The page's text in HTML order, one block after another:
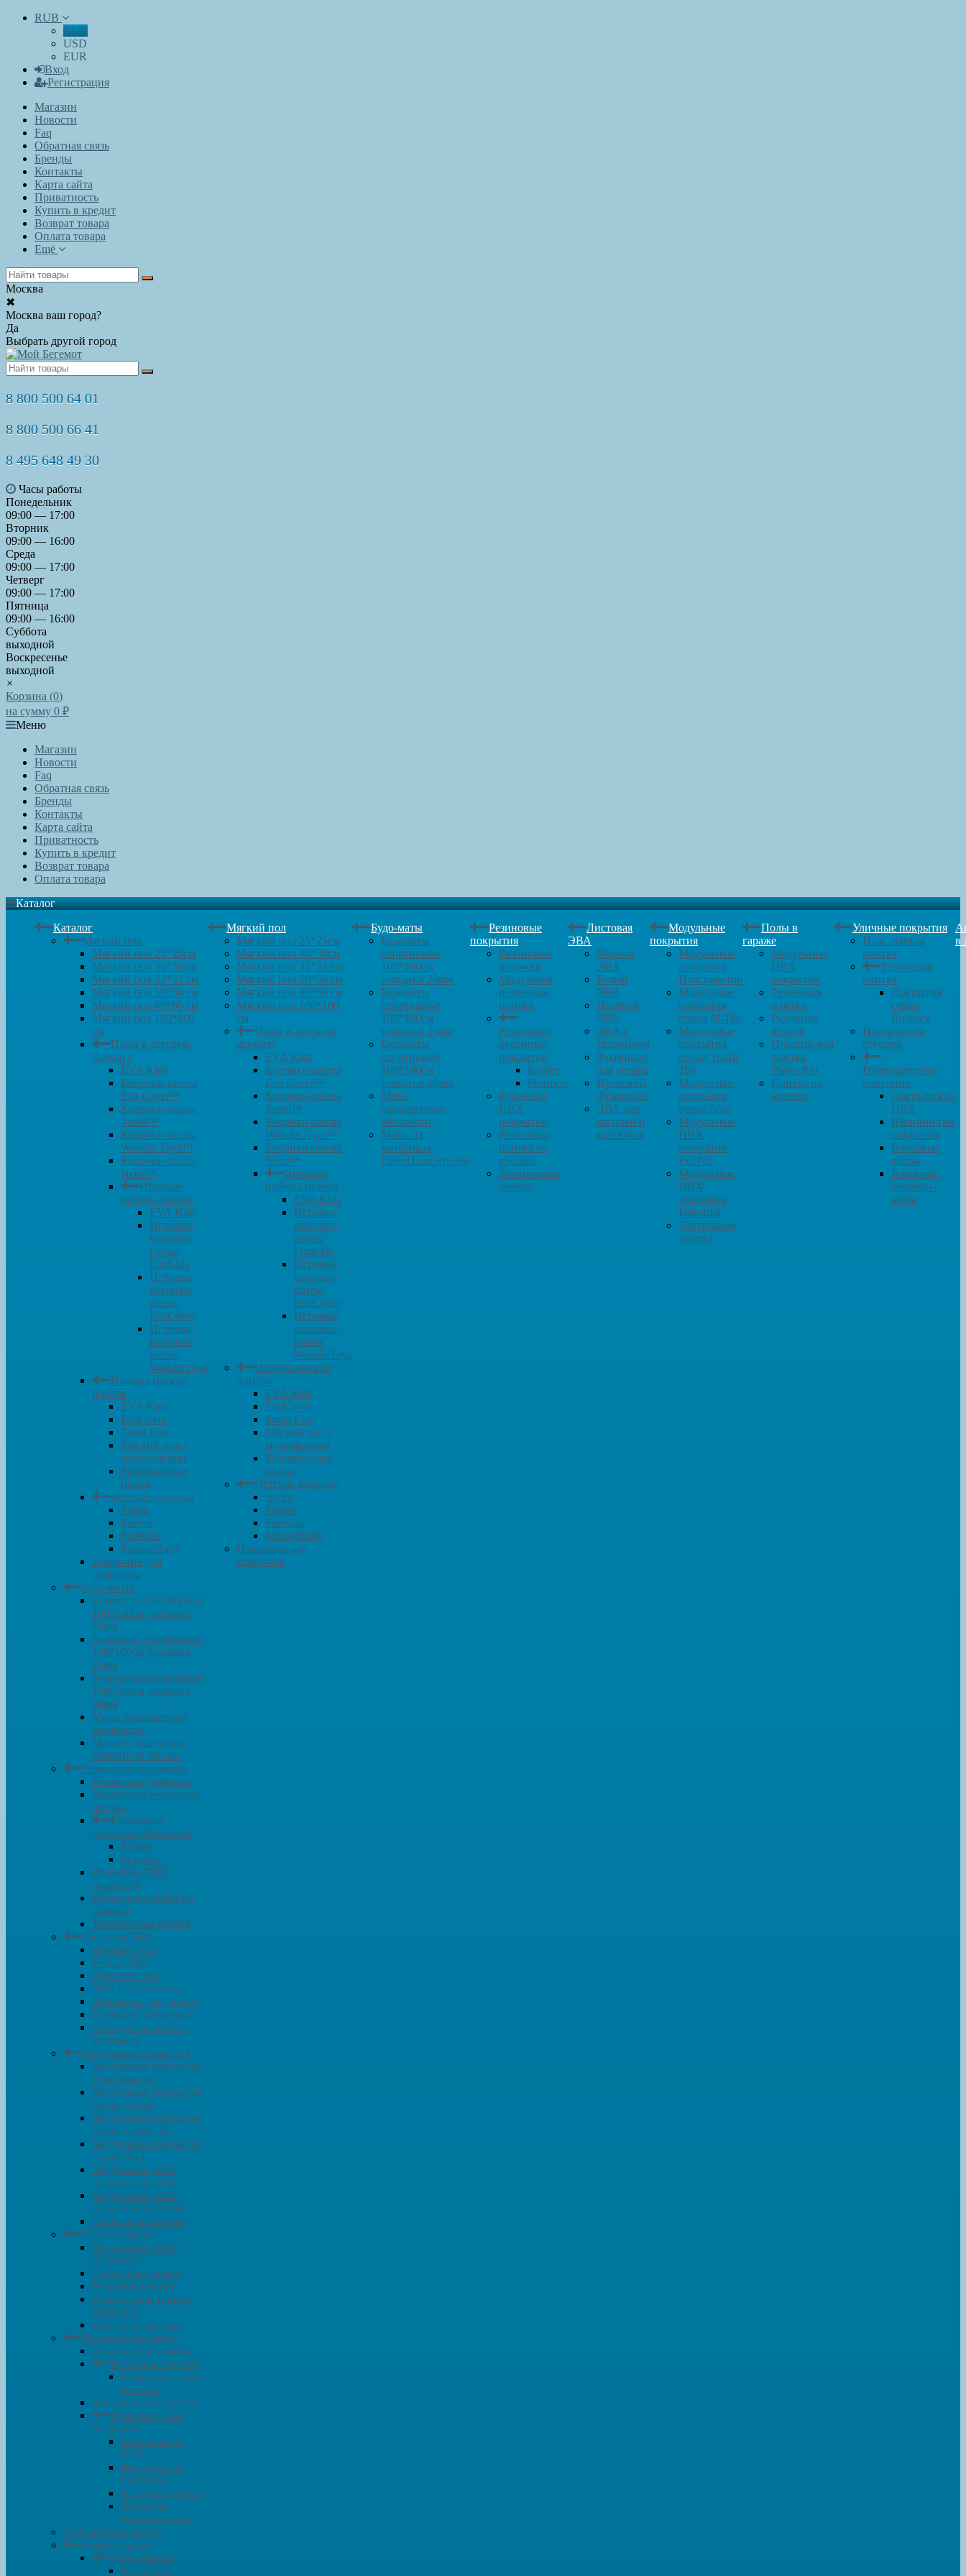
RUB
RUB
USD
EUR
Вход
Регистрация
Магазин
Новости
Faq
Обратная связь
Бренды
Контакты
Карта сайта
Приватность
Купить в кредит
Возврат товара
Оплата товара
Ещё
Москва
✖
Москва ваш город?
Да
Выбрать другой город
8 800 500 64 01
8 800 500 66 41
8 495 648 49 30
Часы работы
Понедельник
09:00 — 17:00
Вторник
09:00 — 16:00
Среда
09:00 — 17:00
Четверг
09:00 — 17:00
Пятница
09:00 — 16:00
Суббота
выходной
Воскресенье
выходной
×
Корзина (0)
на сумму 0 ₽
Меню
Магазин
Новости
Faq
Обратная связь
Бренды
Контакты
Карта сайта
Приватность
Купить в кредит
Возврат товара
Оплата товара
Каталог
Каталог
Мягкий пол
Мягкий пол 25*25см
Мягкий пол 30*30см
Мягкий пол 33*33 см
Мягкий пол 50*50 см
Мягкий пол 60*60 см
Мягкий пол 100*100
см
Полы в детскую
комнату
EVA Kids
Коврики-пазлы
Eco Cover™
Коврики-пазлы
Janett™
Коврики-пазлы
Wonder Toys™
Коврики-пазлы
Neeu™
Игровые
наборы пазлов
EVA Kids
Игровые
коврики-
пазлы
FunKids
Игровые
коврики-
пазлы
EcoCover
Игровые
коврики-
пазлы
WonderToys
Наборы мягких
плиток
EVA Kids
EcoCover
Janett Eva
Мягкий пол с
мультяшками
Развивающие
пазлы
Детские коврики
Yurim
Imiwei
FunKids
MamboBaby
Покрытие для
спортзала
Будо-маты
Будоматы спортивные
100*100см толщина
20мм
Будоматы спортивные
100*100см толщина
25мм
Будоматы спортивные
100*100см толщина
40мм
Маты повышенной
жёсткости.
Маты из материала
ПеноПолиЭтилен
Резиновые покрытия
Резиновые дорожки
Модульная резиновая
плитка
Резиновые
рулонные покрытия
Kraitec
Резипол
Рулонные ПВХ
покрытия
Резиновая плитка из
крошки
Техническая резина
Листовая ЭВА
Чёрный ЭВА
Белый ЭВА
Цветной ЭВА
ЭВА с тиснением
Фоамиран для декора
Иранский Фоамиран
ЭВА для косплей и
костюмов
Модульные покрытия
Модульные покрытия
Пластфактор
Модульные покрытия
серии M-Tile
Модульные покрытия
серии Traffic Tile
Модульные покрытия
серии Sold
Модульные ПВХ
покрытия EcoPol
Модульные ПВХ
покрытия Industrial
Тактильная плитка
Полы в гараже
Модульные ПВХ
покрытия
Резиновая плитка
Рулонная резина
Пластиковая плитка
Plasto Rip
Плитка из крошки
Уличные покрытия
Пластиковая плитка
Резиновая плитка
Покрытия серии
Rubblex
Накладки на ступени
Грязезащитные
покрытия
Покрытия из
ПВХ
Щетинистые
покрытия
Ворсовые ковры
Ячеистые
коврики-маты
Автоковры в листах
Хобби/туризм
Для рыбалки
Набор для
Мягкий пол
Мягкий пол 25*25см
Мягкий пол 30*30см
Мягкий пол 33*33 см
Мягкий пол 50*50 см
Мягкий пол 60*60 см
Мягкий пол 100*100
см
Полы в детскую
комнату
EVA Kids
Коврики-пазлы
Eco Cover™
Коврики-пазлы
Janett™
Коврики-пазлы
Wonder Toys™
Коврики-пазлы
Neeu™
Игровые
наборы пазлов
EVA Kids
Игровые
коврики-
пазлы
FunKids
Игровые
коврики-
пазлы
EcoCover
Игровые
коврики-
пазлы
WonderToys
Наборы мягких
плиток
EVA Kids
EcoCover
Janett Eva
Мягкий пол с
мультяшками
Развивающие
пазлы
Детские коврики
Yurim
Imiwei
FunKids
MamboBaby
Покрытие для
спортзала
Будо-маты
Будоматы
спортивные
100*100см
толщина 20мм
Будоматы
спортивные
100*100см
толщина 25мм
Будоматы
спортивные
100*100см
толщина 40мм
Маты
повышенной
жёсткости.
Маты из
материала
ПеноПолиЭтилен
Резиновые
покрытия
Резиновые
дорожки
Модульная
резиновая
плитка
Резиновые
рулонные
покрытия
Kraitec
Резипол
Рулонные
ПВХ
покрытия
Резиновая
плитка из
крошки
Техническая
резина
Листовая
ЭВА
Чёрный
ЭВА
Белый
ЭВА
Цветной
ЭВА
ЭВА с
тиснением
Фоамиран
для декора
Иранский
Фоамиран
ЭВА для
косплей и
костюмов
Модульные
покрытия
Модульные
покрытия
Пластфактор
Модульные
покрытия
серии M-Tile
Модульные
покрытия
серии Traffic
Tile
Модульные
покрытия
серии Sold
Модульные
ПВХ
покрытия
EcoPol
Модульные
ПВХ
покрытия
Industrial
Тактильная
плитка
Полы в
гараже
Модульные
ПВХ
покрытия
Резиновая
плитка
Рулонная
резина
Пластиковая
плитка
Plasto Rip
Плитка из
крошки
Уличные покрытия
Пластиковая
плитка
Резиновая
плитка
Покрытия
серии
Rubblex
Накладки на
ступени
Грязезащитные
покрытия
Покрытия из
ПВХ
Щетинистые
покрытия
Ворсовые
ковры
Ячеистые
коврики-
маты
в